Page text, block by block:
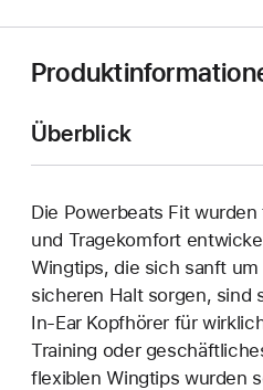
Überblick
Die Powerbeats Fit
und Tragekomfort
Wingtips, die sich sanft
sicheren Halt sorgen, sind
In-Ear Kopfhörer für
Training oder
flexiblen Wingtips wurden